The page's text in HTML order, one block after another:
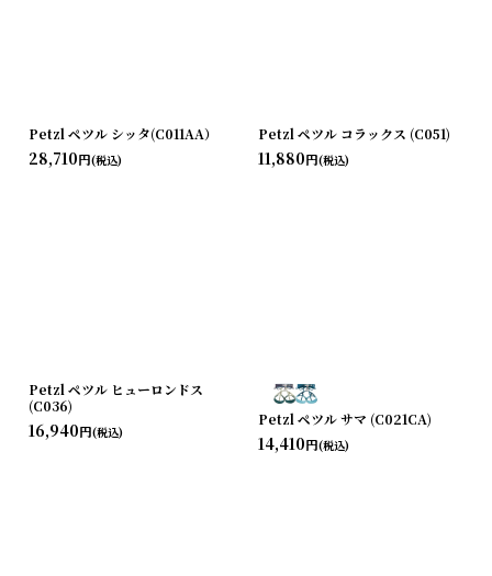
Petzl ペツル シッタ(C011AA）
28,710円(税込)
Petzl ペツル コラックス (C051)
11,880円(税込)
Petzl ペツル ヒューロンドス
(C036)
16,940円(税込)
Petzl ペツル サマ (C021CA)
14,410円(税込)